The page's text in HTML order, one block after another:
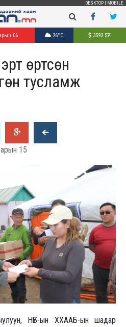
DESKTOP MOBILE
06 26°C 3593.5₮
өртсөн
тусламж
15
НҮБ-ын ХХААБ-ын шадар